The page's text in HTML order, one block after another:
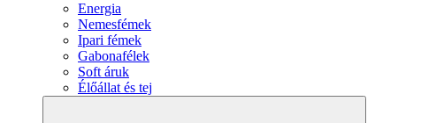
Energia
Nemesfémek
Ipari fémek
Gabonafélek
Soft áruk
Élőállat és tej